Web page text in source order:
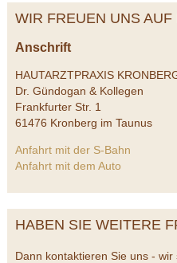
WIR FREUEN UNS
Anschrift
HAUTARZTPRAXIS
Dr. Gündogan & Kollegen
Frankfurter Str. 1
61476 Kronberg im Taunus
Anfahrt mit der S-Bahn
Anfahrt mit dem Auto
HABEN SIE WEITERE
Dann kontaktieren Sie uns - wir